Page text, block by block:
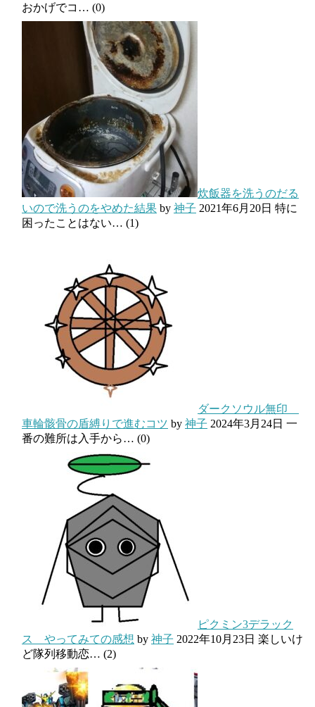
おかげでコ… (0)
炊飯器を洗うのだる
いので洗うのをやめた結果 by 神子 2021年6月20日 特に
困ったことはない… (1)
ダークソウル無印
車輪骸骨の盾縛りで進むコツ by 神子 2024年3月24日 一
番の難所は入手から… (0)
ピクミン3デラック
ス やってみての感想 by 神子 2022年10月23日 楽しいけ
ど隊列移動恋… (2)